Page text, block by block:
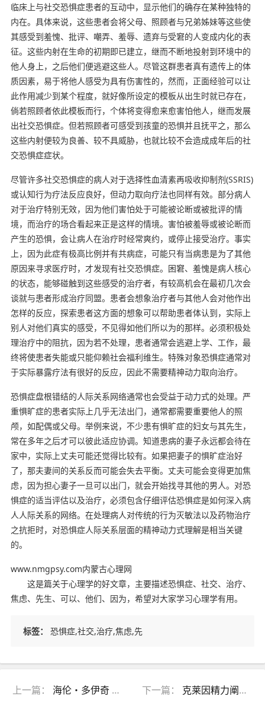
临床上与社交恐惧症患者的互动中，显示他们的确存在某种独特的
内在。具体来说，这些患者会将父母、照顾者与兄弟姊妹等这些使
其感受到羞愧、批评、嘲弄、羞辱、遗弃与受窘的人变成内化的表
征。这些内射在生命的初期即已建立，继而不断地投射到环境中的
他人身上，之后他们便逃避这些人。尽管这群患者真有遗传上的体
质因素，易于将他人感受为具有伤害性的，然而，正面经验可以让
此作用减少到某个程度，就好像所设定的模板从出生时就已存在，
倘若照顾者依此模板而行，个体将变得愈来愈害怕他人，继而发展
出社交恐惧症。但若照顾者可感受到孩童的恐惧并且抚平之，那么
这些内射便较为良善、较不具威胁，也就比较不会造成成年后的社
交恐惧症症状。
尽管许多社交恐惧症的病人对于选择性血清素再吸收抑制剂(SSRIS)
或认知行为疗法反应良好，但动力取向疗法也同样有效。部分病人
对于治疗特别无效，因为他们害怕处于可能被论断或被批评的情
境，而治疗的场合看起来正是这样的情境。害怕被羞辱或被论断而
产生的恐惧，会让病人在治疗时经常爽约，或停止接受治疗。事实
上，因为此症有极高比例并有共病症，可能只有当病患是为了其他
原因来寻求医疗时，才发现有社交恐惧症。困窘、羞愧是病人核心
的状态，能够碰触到这些感受的治疗者，有较高机会在最初几次会
谈就与患者形成治疗同盟。患者会想象治疗者与其他人会对他作出
怎样的反应，探索患者这方面的想象可以帮助患者体认到，实际上
别人对他们真实的感受，不见得如他们所以为的那样。必须积极处
理治疗中的阻抗，因为若不处理，患者通常会逃避上学、工作，最
终将使患者失能或只能仰赖社会福利维生。特殊对象恐惧症通常对
于实际暴露疗法有很好的反应，因此不需要精神动力取向治疗。
恐惧症盘根错结的人际关系网络通常也会受益于动力式的处理。严
重惧旷症的患者实际上几乎无法出门，通常都需要重要他人的照
颅，如配偶或父母。举例来说，不少患有惧旷症的妇女与其先生，
常在多年之后才可以彼此适应协调。知道患病的妻子永远都会待在
家中，实际上丈夫可能还觉得比较有。如果把妻子的惧旷症治好
了，那夫妻间的关系反而可能会失去平衡。丈夫可能会变得更加焦
虑，因为担心妻子一旦可以出门，就会开始找寻其他的男人。对恐
惧症的适当评估以及治疗，必须包含仔细评估恐惧症是如何深入病
人人际关系的网络。在处理病人对传统的行为灭敏法以及药物治疗
之抗拒时，对恐惧症人际关系层面的精神动力式理解是相当关键
的。
www.nmgpsy.com内蒙古心理网
这是篇关于心理学的好文章，主要描述恐惧症、社交、治疗、
焦虑、先生、可以、他们、因为，希望对大家学习心理学有用。
标签： 恐惧症,社交,治疗,焦虑,先
上一篇： 海伦・多伊奇 Helene Deutsch简介 下一篇： 克莱因精力阐发诊断量表（KPDS）